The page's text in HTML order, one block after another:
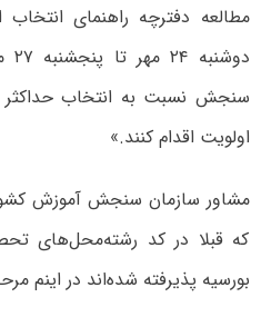
مطالعه دفترچه راهنمای انتخاب
اولویت اقدام کنند.»
مشاور سازمان سنجش آموزش
که قبلا در کد رشته‌محل‌های
بورسیه پذیرفته شده‌اند در اینم